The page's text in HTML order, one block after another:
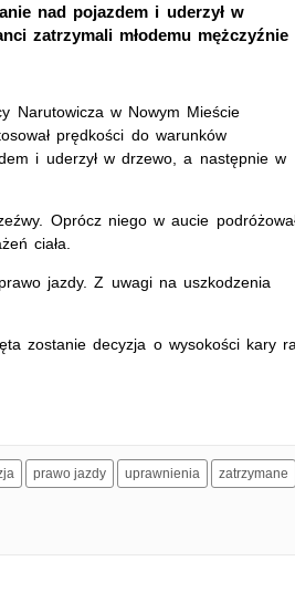
nad pojazdem i uderzył w
zatrzymali młodemu mężczyźnie
Narutowicza w Nowym Mieście
prędkości do warunków
i uderzył w drzewo, a następnie w
Oprócz niego w aucie
ciała.
jazdy. Z uwagi na uszkodzenia
zostanie decyzja o wysokości kary
prawo jazdy uprawnienia zatrzymane